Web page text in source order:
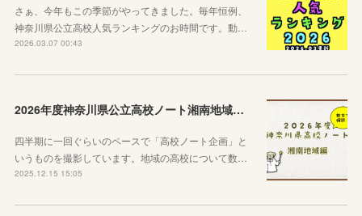
さぁ、今年もこの季節がやってきました。毎年恒例、
神奈川県公立高校人気ランキングのお時間です。動…
2026.03.07 00:43
2026年度神奈川県公立高校ノート湘南地域編を公開します！
四半期に一回ぐらいのペースで「高校ノート企画」と
いうものを撮影しています。地域の高校について数…
2025.12.15 15:05